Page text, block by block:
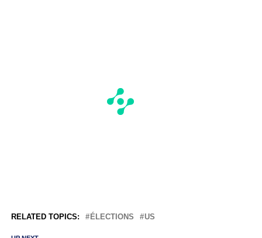
RELATED TOPICS: ÉLECTIONS US